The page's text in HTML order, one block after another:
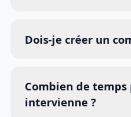
Dois-je créer un
Combien de
intervienne ?